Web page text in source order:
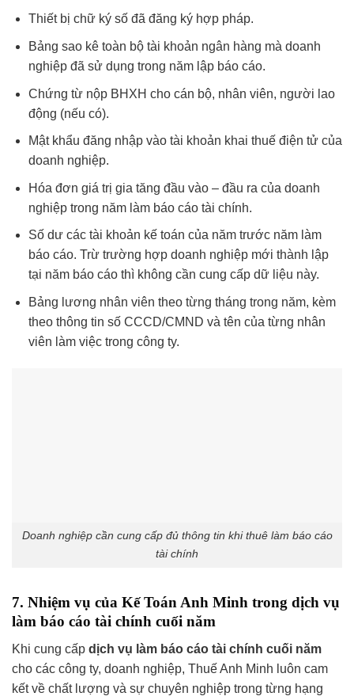
Thiết bị chữ ký số đã đăng ký hợp pháp.
Bảng sao kê toàn bộ tài khoản ngân hàng mà doanh
nghiệp đã sử dụng trong năm lập báo cáo.
Chứng từ nộp BHXH cho cán bộ, nhân viên, người lao
động (nếu có).
Mật khẩu đăng nhập vào tài khoản khai thuế điện tử của
doanh nghiệp.
Hóa đơn giá trị gia tăng đầu vào – đầu ra của doanh
nghiệp trong năm làm báo cáo tài chính.
Số dư các tài khoản kế toán của năm trước năm làm
báo cáo. Trừ trường hợp doanh nghiệp mới thành lập
tại năm báo cáo thì không cần cung cấp dữ liệu này.
Bảng lương nhân viên theo từng tháng trong năm, kèm
theo thông tin số CCCD/CMND và tên của từng nhân
viên làm việc trong công ty.
Doanh nghiệp cần cung cấp đủ thông tin khi thuê làm báo cáo
tài chính
7. Nhiệm vụ của Kế Toán Anh Minh trong dịch vụ
làm báo cáo tài chính cuối năm
Khi cung cấp dịch vụ làm báo cáo tài chính cuối năm
cho các công ty, doanh nghiệp, Thuế Anh Minh luôn cam
kết về chất lượng và sự chuyên nghiệp trong từng hạng